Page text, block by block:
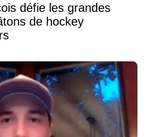
défie les grandes
de hockey